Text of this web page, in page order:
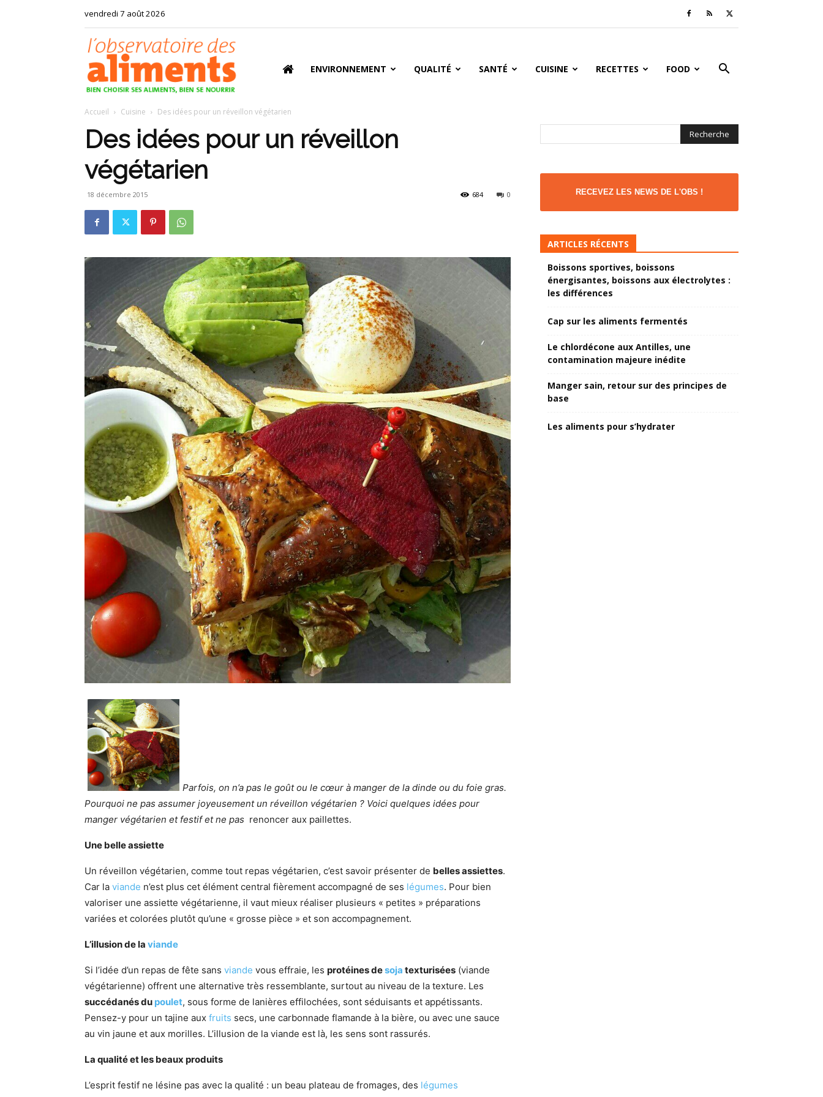
vendredi 7 août 2026
ENVIRONNEMENT QUALITÉ SANTÉ CUISINE RECETTES FOOD
Accueil Cuisine Des idées pour un réveillon végétarien
Des idées pour un réveillon
végétarien
18 décembre 2015 0
684
Parfois, on n’a pas le goût ou le cœur à manger de la dinde ou du foie gras.
Pourquoi ne pas assumer joyeusement un réveillon végétarien ? Voici quelques idées pour
manger végétarien et festif et ne pas renoncer aux paillettes.
Une belle assiette
Un réveillon végétarien, comme tout repas végétarien, c’est savoir présenter de belles assiettes.
Car la viande n’est plus cet élément central fièrement accompagné de ses légumes. Pour bien
valoriser une assiette végétarienne, il vaut mieux réaliser plusieurs « petites » préparations
variées et colorées plutôt qu’une « grosse pièce » et son accompagnement.
L’illusion de la viande
Si l’idée d’un repas de fête sans viande vous effraie, les protéines desoja texturisées (viande
végétarienne) offrent une alternative très ressemblante, surtout au niveau de la texture. Les
succédanés du poulet, sous forme de lanières effilochées, sont séduisants et appétissants.
Pensez-y pour un tajine aux fruits secs, une carbonnade flamande à la bière, ou avec une sauce
au vin jaune et aux morilles. L’illusion de la viande est là, les sens sont rassurés.
La qualité et les beaux produits
L’esprit festif ne lésine pas avec la qualité : un beau plateau de fromages, des légumes
RECEVEZ LES NEWS DE L'OBS !
ARTICLES RÉCENTS
Boissons sportives, boissons
énergisantes, boissons aux électrolytes :
les différences
Cap sur les aliments fermentés
Le chlordécone aux Antilles, une
contamination majeure inédite
Manger sain, retour sur des principes de
base
Les aliments pour s’hydrater